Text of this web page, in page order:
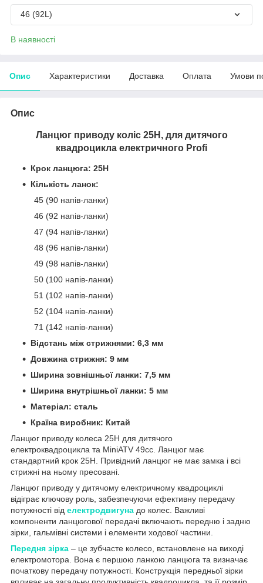
46 (92L)
В наявності
Опис Характеристики Доставка Оплата Умови
Опис
Ланцюг приводу коліс 25H, для дитячого
квадроцикла електричного Profi
Крок ланцюга: 25H
Кількість ланок:
45 (90 напів-ланки)
46 (92 напів-ланки)
47 (94 напів-ланки)
48 (96 напів-ланки)
49 (98 напів-ланки)
50 (100 напів-ланки)
51 (102 напів-ланки)
52 (104 напів-ланки)
71 (142 напів-ланки)
Відстань між стрижнями: 6,3 мм
Довжина стрижня: 9 мм
Ширина зовнішньої ланки: 7,5 мм
Ширина внутрішньої ланки: 5 мм
Матеріал: сталь
Країна виробник: Китай
Ланцюг приводу колеса 25H для дитячого
електроквадроцикла та MiniATV 49сс. Ланцюг має
стандартний крок 25Н. Привідний ланцюг не має замка і всі
стрижні на ньому пресовані.
Ланцюг приводу у дитячому електричному квадроциклі
відіграє ключову роль, забезпечуючи ефективну передачу
потужності від електродвигуна до колес. Важливі
компоненти ланцюгової передачі включають передню і задню
зірки, гальмівні системи і елементи ходової частини.
Передня зірка – це зубчасте колесо, встановлене на виході
електромотора. Вона є першою ланкою ланцюга та визначає
початкову передачу потужності. Конструкція передньої зірки